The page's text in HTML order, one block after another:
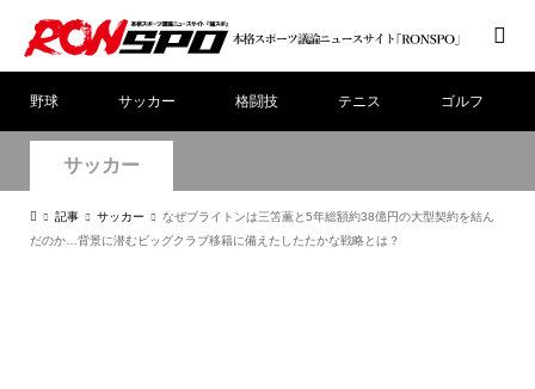
野球 サッカー 格闘技 テニス ゴルフ
サッカー
記事 サッカー
なぜブライトンは三笘薫と5年総額約38億円の大型契約を結ん
だのか…背景に潜むビッグクラブ移籍に備えたしたたかな戦略とは？